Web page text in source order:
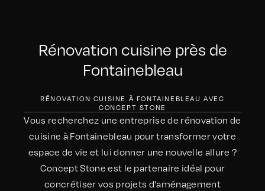
Rénovation cuisine près de
Fontainebleau
RÉNOVATION CUISINE À FONTAINEBLEAU AVEC
CONCEPT STONE
Vous recherchez une entreprise de rénovation de
cuisine à Fontainebleau pour transformer votre
espace de vie et lui donner une nouvelle allure ?
Concept Stone est le partenaire idéal pour
concrétiser vos projets d'aménagement